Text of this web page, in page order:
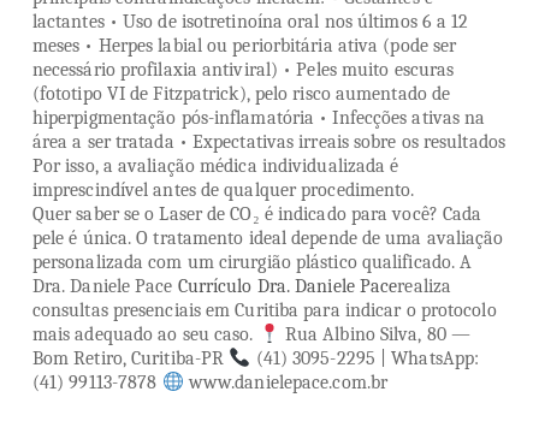
lactantes • Uso de isotretinoína oral nos últimos 6 a 12
meses • Herpes labial ou periorbitária ativa (pode ser
necessário profilaxia antiviral) • Peles muito escuras
(fototipo VI de Fitzpatrick), pelo risco aumentado de
hiperpigmentação pós-inflamatória • Infecções ativas na
área a ser tratada • Expectativas irreais sobre os resultados
Por isso, a avaliação médica individualizada é
imprescindível antes de qualquer procedimento.
Quer saber se o Laser de CO₂ é indicado para você? Cada
pele é única. O tratamento ideal depende de uma avaliação
personalizada com um cirurgião plástico qualificado. A
Dra. Daniele Pace Currículo Dra. Daniele Pacerealiza
consultas presenciais em Curitiba para indicar o protocolo
mais adequado ao seu caso.
Rua Albino Silva, 80 —
Bom Retiro, Curitiba-PR
(41) 3095-2295 | WhatsApp:
(41) 99113-7878
www.danielepace.com.br